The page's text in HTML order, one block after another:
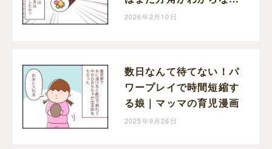
｜マッマの育児漫画
2026年2月10日
数日なんて待てない！パ
ワープレイで時間短縮す
る娘｜マッマの育児漫画
2025年9月26日